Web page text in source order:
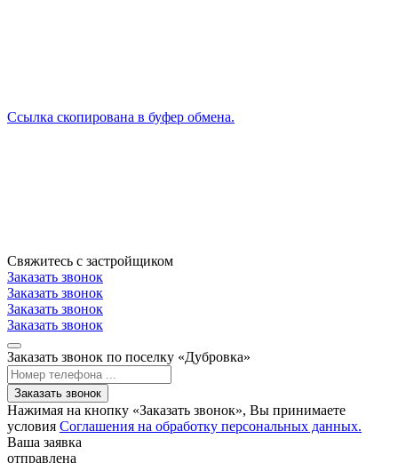
Ссылка скопирована в буфер обмена.
Свяжитесь с застройщиком
Заказать звонок
Заказать звонок
Заказать звонок
Заказать звонок
Заказать звонок по поселку «Дубровка»
Заказать звонок
Нажимая на кнопку «Заказать звонок», Вы принимаете
условия Соглашения на обработку персональных данных.
Ваша заявка
отправлена